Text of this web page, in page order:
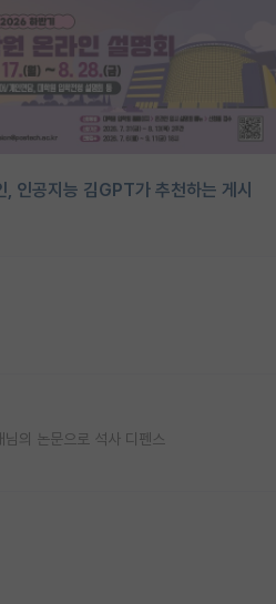
, 인공지능 김GPT가 추천하는 게시
의 논문으로 석사 디펜스